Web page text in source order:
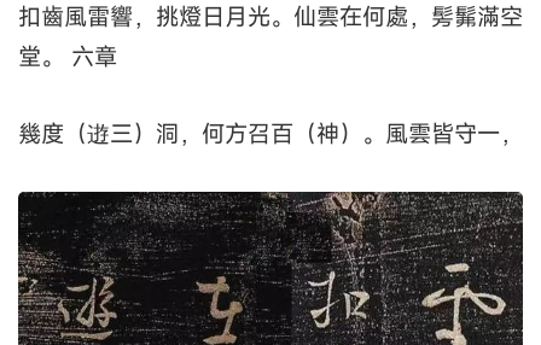
扣齒風雷響，挑燈日月光。仙雲在何處，髣髴滿空
堂。 六章
幾度（逰三）洞，何方召百（神）。風雲皆守一，